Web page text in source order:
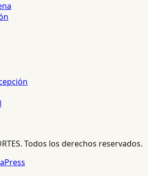
Todos los derechos reservados.